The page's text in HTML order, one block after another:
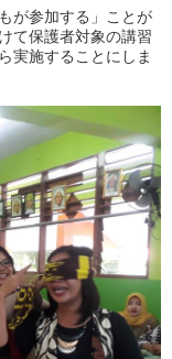
が参加する」ことが
て保護者対象の講習
実施することにしま